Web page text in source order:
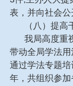
表，并向社会
（八）提
我局高度重
带动全局学法
通过学法专题
年，共组织参